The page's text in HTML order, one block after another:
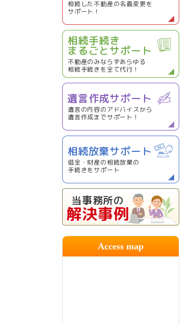
相続した不動産の名義変更を
サポート！
相続手続き
まるごとサポート
不動産のみならずあらゆる
相続手続きを全て代行！
遺言作成サポート
遺言の内容のアドバイスから
遺言作成までサポート！
相続放棄サポート
借金・財産の相続放棄の
手続きをサポート
当事務所の
解決事例
Access map